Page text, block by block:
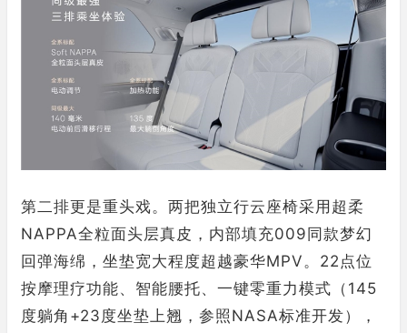
第二排更是重头戏。两把独立行云座椅采用超柔
NAPPA全粒面头层真皮，内部填充009同款梦幻
回弹海绵，坐垫宽大程度超越豪华MPV。22点位
按摩理疗功能、智能腰托、一键零重力模式（145
度躺角+23度坐垫上翘，参照NASA标准开发），